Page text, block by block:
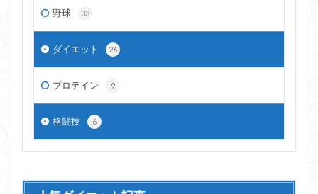
野球 33
ダイエット 26
プロテイン 9
格闘技 6